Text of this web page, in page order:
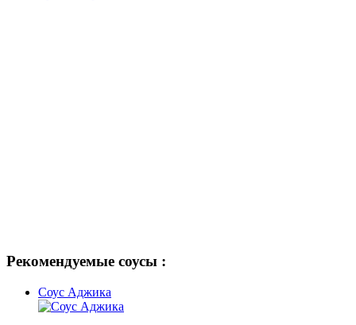
Рекомендуемые соусы :
Соус Аджика